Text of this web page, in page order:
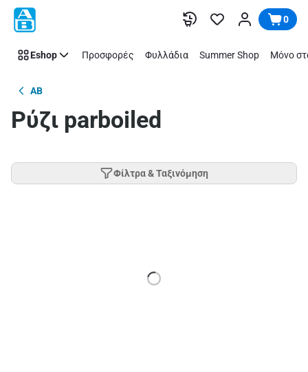
Παράλειψη 0
Eshop Προσφορές Φυλλάδια Summer Shop Μόνο
AB
Ρύζι parboiled
Φίλτρα & Ταξινόμηση